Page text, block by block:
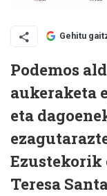
Gehitu
Podemos
aukeraketa
eta
Ezustekorik
Teresa